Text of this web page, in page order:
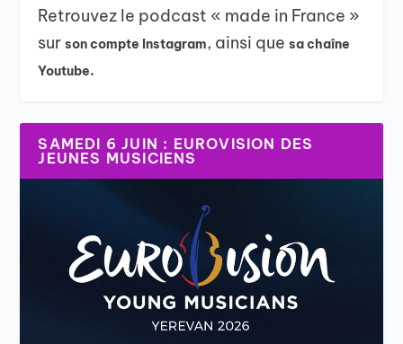
Retrouvez le podcast « made in France »
surson compte Instagram, ainsi quesa chaîne
Youtube.
SAMEDI 6 JUIN : EUROVISION DES
JEUNES MUSICIENS